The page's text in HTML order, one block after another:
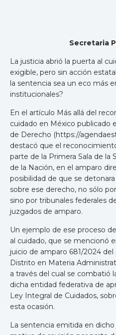
Secretaria
La justicia abrió la puerta al
exigible, pero sin acción
la sentencia sea un eco más
institucionales?
En el artículo Más allá del
cuidado en México publicado
de Derecho (https://
destacó que el
parte de la Primera Sala de la
de la Nación, en el amparo
posibilidad de que se
sobre ese derecho, no sólo
sino por tribunales federales
juzgados de amparo.
Un ejemplo de ese proceso
al cuidado, que se mencionó
juicio de amparo 681/2024
Distrito en Materia
a través del cual se combatió
dicha entidad federativa de
Ley Integral de Cuidados,
esta ocasión.
La sentencia emitida en